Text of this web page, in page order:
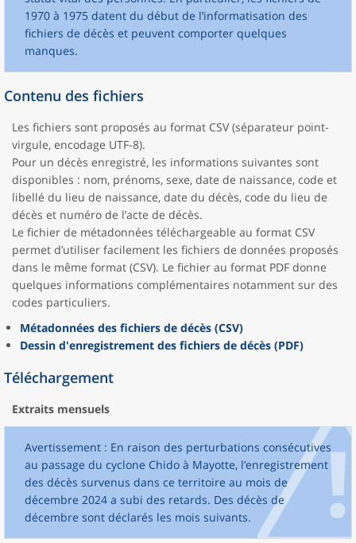
1970 à 1975 datent du début de l’informatisation des
fichiers de décès et peuvent comporter quelques
manques.
Contenu des fichiers
Les fichiers sont proposés au format CSV (séparateur point-
virgule, encodage UTF-8).
Pour un décès enregistré, les informations suivantes sont
disponibles : nom, prénoms, sexe, date de naissance, code et
libellé du lieu de naissance, date du décès, code du lieu de
décès et numéro de l’acte de décès.
Le fichier de métadonnées téléchargeable au format CSV
permet d’utiliser facilement les fichiers de données proposés
dans le même format (CSV). Le fichier au format PDF donne
quelques informations complémentaires notamment sur des
codes particuliers.
Métadonnées des fichiers de décès (CSV)
Dessin d'enregistrement des fichiers de décès (PDF)
Téléchargement
Extraits mensuels
Avertissement : En raison des perturbations consécutives
au passage du cyclone Chido à Mayotte, l’enregistrement
des décès survenus dans ce territoire au mois de
décembre 2024 a subi des retards. Des décès de
décembre sont déclarés les mois suivants.